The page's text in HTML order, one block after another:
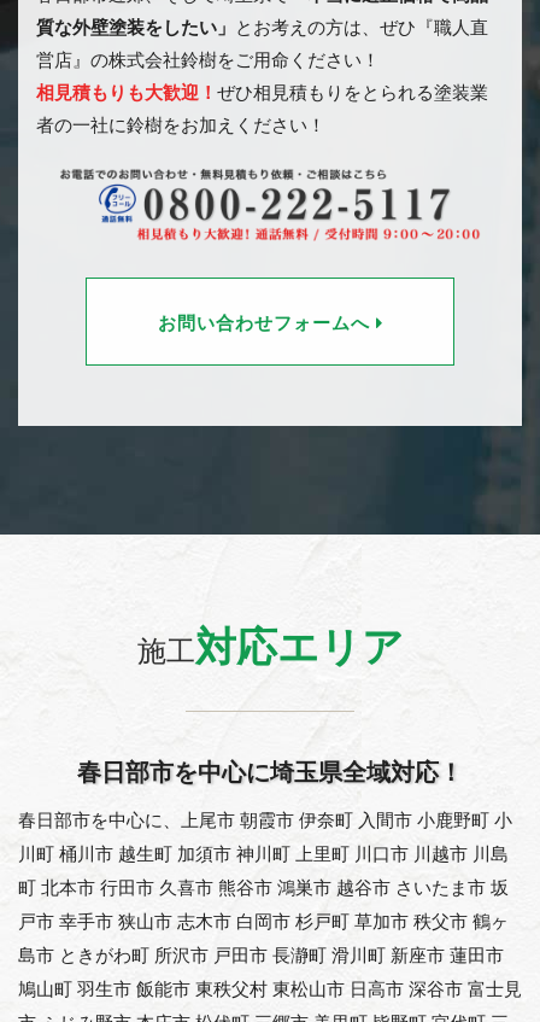
質な外壁塗装をしたい」
とお考えの方は、ぜひ『職人直
営店』の株式会社鈴樹をご用命ください！
相見積もりも大歓迎！ ぜひ相見積もりをとられる塗装業
者の一社に鈴樹をお加えください！
お問い合わせフォームへ
施工対応エリア
春日部市を中心に埼玉県全域対応！
春日部市を中心に、上尾市 朝霞市 伊奈町 入間市 小鹿野町 小
川町 桶川市 越生町 加須市 神川町 上里町 川口市 川越市 川島
町 北本市 行田市 久喜市 熊谷市 鴻巣市 越谷市 さいたま市 坂
戸市 幸手市 狭山市 志木市 白岡市 杉戸町 草加市 秩父市 鶴ヶ
島市 ときがわ町 所沢市 戸田市 長瀞町 滑川町 新座市 蓮田市
鳩山町 羽生市 飯能市 東秩父村 東松山市 日高市 深谷市 富士見